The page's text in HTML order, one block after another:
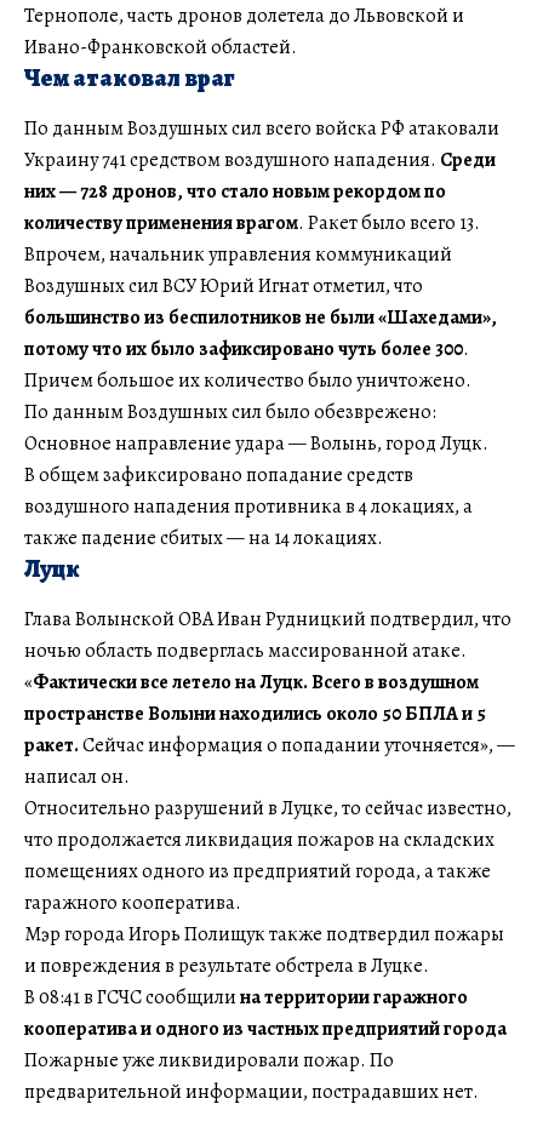
Тернополе, часть дронов долетела до Львовской и
Ивано-Франковской областей.
Чем атаковал враг
По данным Воздушных сил всего войска РФ атаковали
Украину 741 средством воздушного нападения. Среди
них — 728 дронов, что стало новым рекордом по
количеству применения врагом. Ракет было всего 13.
Впрочем, начальник управления коммуникаций
Воздушных сил ВСУ Юрий Игнат отметил, что
большинство из беспилотников не были «Шахедами»,
потому что их было зафиксировано чуть более 300.
Причем большое их количество было уничтожено.
По данным Воздушных сил было обезврежено:
Основное направление удара — Волынь, город Луцк.
В общем зафиксировано попадание средств
воздушного нападения противника в 4 локациях, а
также падение сбитых — на 14 локациях.
Луцк
Глава Волынской ОВА Иван Рудницкий подтвердил, что
ночью область подверглась массированной атаке.
«Фактически все летело на Луцк.Всего в воздушном
пространстве Волыни находились около 50 БПЛА и 5
ракет.Сейчас информация о попадании уточняется», —
написал он.
Относительно разрушений в Луцке, то сейчас известно,
что продолжается ликвидация пожаров на складских
помещениях одного из предприятий города, а также
гаражного кооператива.
Мэр города Игорь Полищук также подтвердил пожары
и повреждения в результате обстрела в Луцке.
В 08:41 в ГСЧС сообщилина территории гаражного
кооператива и одного из частных предприятий города
Пожарные уже ликвидировали пожар. По
предварительной информации, пострадавших нет.